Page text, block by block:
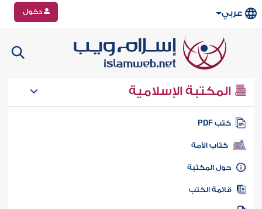
عربي دخول
المكتبة الإسلامية
كتب PDF
كتاب الأمة
المكتبة